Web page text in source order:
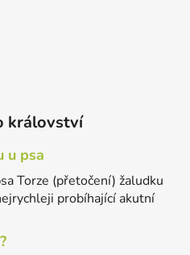
království
u psa
Torze (přetočení) žaludku
probíhající akutní